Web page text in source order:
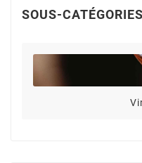
SOUS-CATÉGORIES